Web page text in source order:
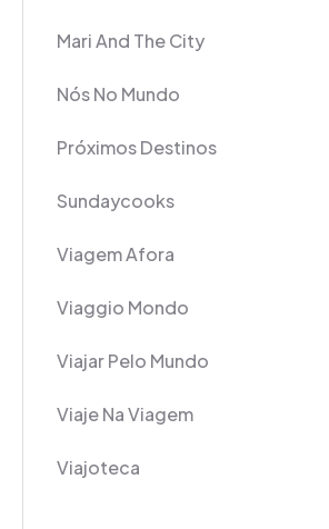
Mari And The City
Nós No Mundo
Próximos Destinos
Sundaycooks
Viagem Afora
Viaggio Mondo
Viajar Pelo Mundo
Viaje Na Viagem
Viajoteca